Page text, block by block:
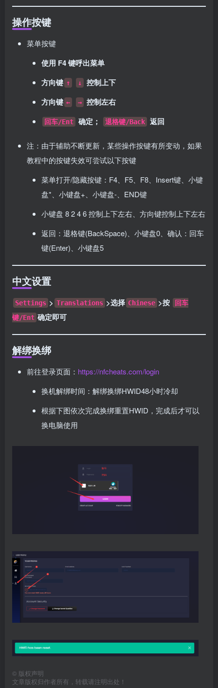
操作按键
菜单按键
使用 F4 键呼出菜单
方向键 ↑ ↓
控制上下
方向键 ← → 控制左右
回车/Ent 确定； 退格键/Back 返回
注：由于辅助不断更新，某些操作按键有所变动，如果
教程中的按键失效可尝试以下按键
菜单打开/隐藏按键：F4、F5、F8、Insert键、小键
盘*、小键盘+、小键盘-、END键
小键盘 8 2 4 6 控制上下左右、方向键控制上下左右
返回：退格键(BackSpace)、小键盘0、确认：回车
键(Enter)、小键盘5
中文设置
Settings > Translations >选择 Chinese >按
回车
键/Ent 确定即可
解绑换绑
前往登录页面： https://nfcheats.com/login
换机解绑时间：解绑换绑HWID48小时冷却
根据下图依次完成换绑重置HWID，完成后才可以
换电脑使用
© 版权声明
文章版权归作者所有，转载请注明出处！